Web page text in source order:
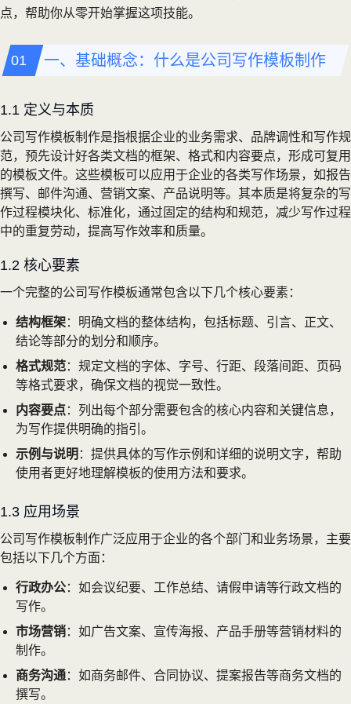
点，帮助你从零开始掌握这项技能。
一、基础概念：什么是公司写作模板制作
1.1 定义与本质
公司写作模板制作是指根据企业的业务需求、品牌调性和写作规
范，预先设计好各类文档的框架、格式和内容要点，形成可复用
的模板文件。这些模板可以应用于企业的各类写作场景，如报告
撰写、邮件沟通、营销文案、产品说明等。其本质是将复杂的写
作过程模块化、标准化，通过固定的结构和规范，减少写作过程
中的重复劳动，提高写作效率和质量。
1.2 核心要素
一个完整的公司写作模板通常包含以下几个核心要素：
结构框架：明确文档的整体结构，包括标题、引言、正文、
结论等部分的划分和顺序。
格式规范：规定文档的字体、字号、行距、段落间距、页码
等格式要求，确保文档的视觉一致性。
内容要点：列出每个部分需要包含的核心内容和关键信息，
为写作提供明确的指引。
示例与说明 ：提供具体的写作示例和详细的说明文字，帮助
使用者更好地理解模板的使用方法和要求。
1.3 应用场景
公司写作模板制作广泛应用于企业的各个部门和业务场景，主要
包括以下几个方面：
行政办公：如会议纪要、工作总结、请假申请等行政文档的
写作。
市场营销：如广告文案、宣传海报、产品手册等营销材料的
制作。
商务沟通：如商务邮件、合同协议、提案报告等商务文档的
撰写。